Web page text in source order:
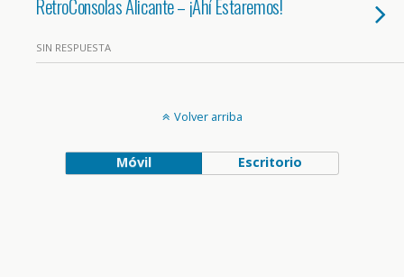
RetroConsolas Alicante – ¡Ahí Estaremos!
SIN RESPUESTA
Volver arriba
Móvil Escritorio